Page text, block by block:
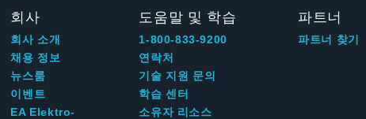
회사
회사 소개
채용 정보
뉴스룸
이벤트
EA Elektro-
도움말 및 학습
1-800-833-9200
연락처
기술 지원 문의
학습 센터
소유자 리소스
파트너
파트너 찾기